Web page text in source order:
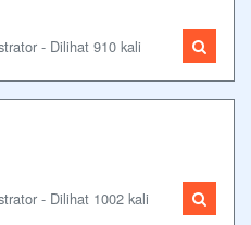
- Dilihat 910 kali
- Dilihat 1002 kali